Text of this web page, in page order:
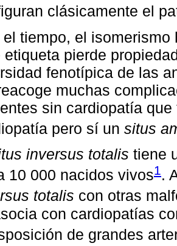
clásicamente el
el tiempo, el
etiqueta pierde
fenotípica de las
muchas
sin cardiopatía
pero sí un situs
inversus totalis tiene
10 000 nacidos vivos1.
totalis con otras
con cardiopatías
de grandes